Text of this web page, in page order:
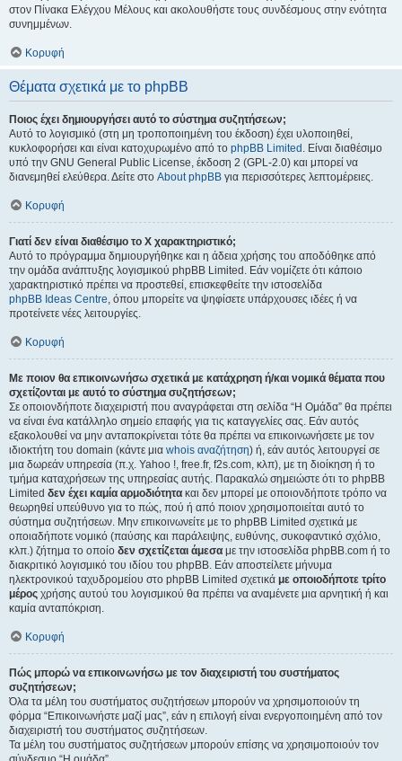
στον Πίνακα Ελέγχου Μέλους και ακολουθήστε τους συνδέσμους στην ενότητα
συνημμένων.
Κορυφή
Θέματα σχετικά με το phpBB
Ποιος έχει δημιουργήσει αυτό το σύστημα συζητήσεων;
Αυτό το λογισμικό (στη μη τροποποιημένη του έκδοση) έχει υλοποιηθεί,
κυκλοφορήσει και είναι κατοχυρωμένο από το phpBB Limited . Είναι διαθέσιμο
υπό την GNU General Public License, έκδοση 2 (GPL-2.0) και μπορεί να
διανεμηθεί ελεύθερα. Δείτε στο About phpBB για περισσότερες λεπτομέρειες.
Κορυφή
Γιατί δεν είναι διαθέσιμο το Χ χαρακτηριστικό;
Αυτό το πρόγραμμα δημιουργήθηκε και η άδεια χρήσης του αποδόθηκε από
την ομάδα ανάπτυξης λογισμικού phpBB Limited. Εάν νομίζετε ότι κάποιο
χαρακτηριστικό πρέπει να προστεθεί, επισκεφθείτε την ιστοσελίδα
phpBB Ideas Centre, όπου μπορείτε να ψηφίσετε υπάρχουσες ιδέες ή να
προτείνετε νέες λειτουργίες.
Κορυφή
Με ποιον θα επικοινωνήσω σχετικά με κατάχρηση ή/και νομικά θέματα που
σχετίζονται με αυτό το σύστημα συζητήσεων;
Σε οποιονδήποτε διαχειριστή που αναγράφεται στη σελίδα “Η Ομάδα” θα πρέπει
να είναι ένα κατάλληλο σημείο επαφής για τις καταγγελίες σας. Εάν αυτός
εξακολουθεί να μην ανταποκρίνεται τότε θα πρέπει να επικοινωνήσετε με τον
ιδιοκτήτη του domain (κάντε μια whois αναζήτηση) ή, εάν αυτός λειτουργεί σε
μια δωρεάν υπηρεσία (π.χ. Yahoo !, free.fr, f2s.com, κλπ), με τη διοίκηση ή το
τμήμα καταχρήσεων της υπηρεσίας αυτής. Παρακαλώ σημειώστε ότι το phpBB
Limited δεν έχει καμία αρμοδιότητα και δεν μπορεί με οποιονδήποτε τρόπο να
θεωρηθεί υπεύθυνο για το πώς, πού ή από ποιον χρησιμοποιείται αυτό το
σύστημα συζητήσεων. Μην επικοινωνείτε με το phpBB Limited σχετικά με
οποιαδήποτε νομικό (παύσης και παράλειψης, ευθύνης, συκοφαντικό σχόλιο,
κλπ.) ζήτημα το οποίο δεν σχετίζεται άμεσα με την ιστοσελίδα phpBB.com ή το
διακριτικό λογισμικό του ιδίου του phpBB. Εάν αποστείλετε μήνυμα
ηλεκτρονικού ταχυδρομείου στο phpBB Limited σχετικά με οποιοδήποτε τρίτο
μέρος χρήσης αυτού του λογισμικού θα πρέπει να αναμένετε μια αρνητική ή και
καμία ανταπόκριση.
Κορυφή
Πώς μπορώ να επικοινωνήσω με τον διαχειριστή του συστήματος
συζητήσεων;
Όλα τα μέλη του συστήματος συζητήσεων μπορούν να χρησιμοποιούν τη
φόρμα “Επικοινωνήστε μαζί μας”, εάν η επιλογή είναι ενεργοποιημένη από τον
διαχειριστή του συστήματος συζητήσεων.
Τα μέλη του συστήματος συζητήσεων μπορούν επίσης να χρησιμοποιούν τον